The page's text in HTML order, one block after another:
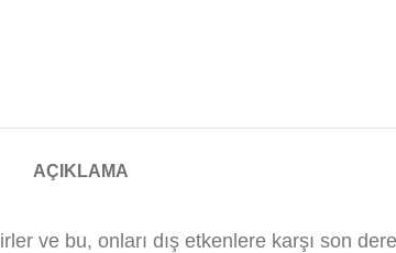
AÇIKLAMA
ve bu, onları dış etkenlere karşı son